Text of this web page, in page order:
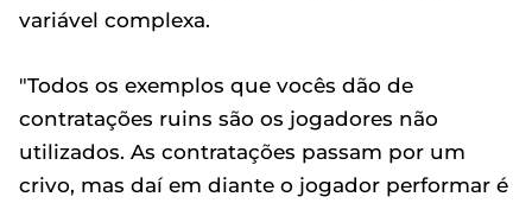
variável complexa.
"Todos os exemplos que vocês dão de
contratações ruins são os jogadores não
utilizados. As contratações passam por um
crivo, mas daí em diante o jogador performar é